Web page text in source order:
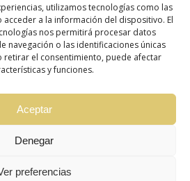
utilizamos tecnologías como las
a la información del dispositivo. El
nos permitirá procesar datos
navegación o las identificaciones únicas
retirar el consentimiento, puede afectar
y funciones.
Aceptar
Denegar
preferencias
€ (IVA incluido)
al carrito
los 9 resultados